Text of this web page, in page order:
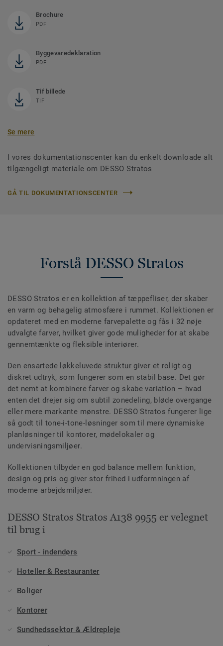
Brochure
PDF
Byggevaredeklaration
PDF
Tif billede
TIF
Se mere
I vores dokumentationscenter kan du enkelt downloade alt
tilgængeligt materiale om DESSO Stratos
GÅ TIL DOKUMENTATIONSCENTER
Forstå DESSO Stratos
DESSO Stratos er en kollektion af tæppefliser, der skaber
en varm og behagelig atmosfære i rummet. Kollektionen er
opdateret med en moderne farvepalette og fås i 32 nøje
udvalgte farver, hvilket giver gode muligheder for at skabe
gennemtænkte og fleksible interiører.
Den ensartede løkkeluvede struktur giver et roligt og
diskret udtryk, som fungerer som en stabil base. Det gør
det nemt at kombinere farver og skabe variation – hvad
enten det drejer sig om subtil zonedeling, bløde overgange
eller mere markante mønstre. DESSO Stratos fungerer lige
så godt til tone-i-tone-løsninger som til mere dynamiske
planløsninger til kontorer, mødelokaler og
undervisningsmiljøer.
Kollektionen tilbyder en god balance mellem funktion,
design og pris og giver stor frihed i udformningen af
moderne arbejdsmiljøer.
DESSO Stratos Stratos A138 9955 er velegnet
til brug i
Sport - indendørs
Hoteller & Restauranter
Boliger
Kontorer
Sundhedssektor & Ældrepleje